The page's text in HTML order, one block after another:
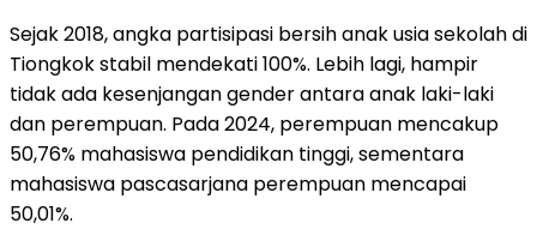
Sejak 2018, angka partisipasi bersih anak usia sekolah di
Tiongkok stabil mendekati 100%. Lebih lagi, hampir
tidak ada kesenjangan gender antara anak laki-laki
dan perempuan. Pada 2024, perempuan mencakup
50,76% mahasiswa pendidikan tinggi, sementara
mahasiswa pascasarjana perempuan mencapai
50,01%.